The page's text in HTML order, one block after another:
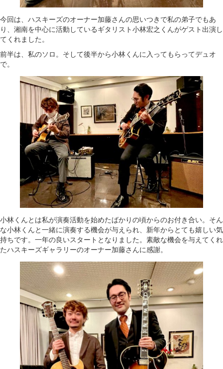
今回は、ハスキーズのオーナー加藤さんの思いつきで私の弟子でもあ
り、湘南を中心に活動しているギタリスト小林宏之くんがゲスト出演し
てくれました。
前半は、私のソロ。そして後半から小林くんに入ってもらってデュオ
で。
小林くんとは私が演奏活動を始めたばかりの頃からのお付き合い。そん
な小林くんと一緒に演奏する機会が与えられ、新年からとても嬉しい気
持ちです。一年の良いスタートとなりました。素敵な機会を与えてくれ
たハスキーズギャラリーのオーナー加藤さんに感謝。